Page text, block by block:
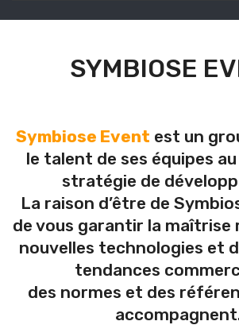
SYMBIOSE EVENT
Éclairage
Scène
Soirée et Mariage
Public address
SYMBIOSE
Symbiose Event est un
le talent de ses équipes
stratégie de
La raison d’être de
de vous garantir la maîtrise
nouvelles technologies et
tendances
des normes et des